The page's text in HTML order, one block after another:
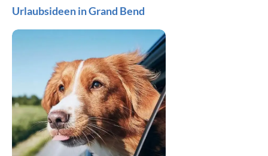
Urlaubsideen in Grand Bend